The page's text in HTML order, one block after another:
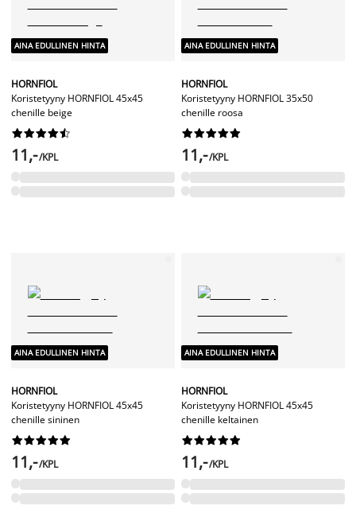
AINA EDULLINEN HINTA
HORNFIOL
Koristetyyny HORNFIOL 45x45
chenille beige






11,-/KPL
AINA EDULLINEN HINTA
HORNFIOL
Koristetyyny HORNFIOL 35x50
chenille roosa






11,-/KPL
AINA EDULLINEN HINTA
HORNFIOL
Koristetyyny HORNFIOL 45x45
chenille sininen






11,-/KPL
AINA EDULLINEN HINTA
HORNFIOL
Koristetyyny HORNFIOL 45x45
chenille keltainen






11,-/KPL